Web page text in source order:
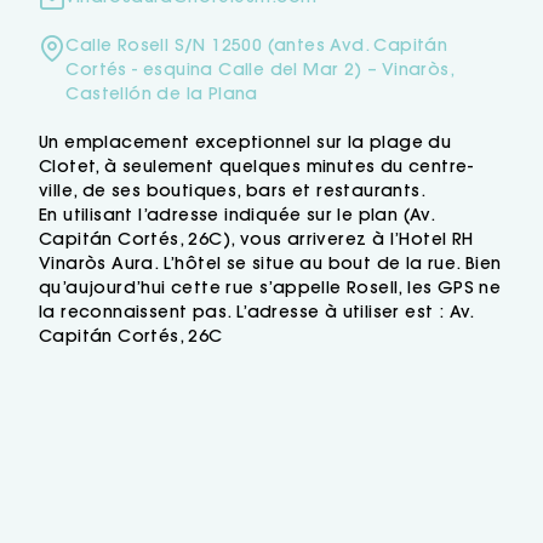
plats typiques de la région ainsi que des
spécialités internationales.
L’Hôtel RH Vinaròs Aura dispose aussi
d’un café-salon, d’une piscine extérieure avec
parasols, idéale pour savourer un excellent
cocktail.
Calle Rosell S/N 12500 (antes Avd. Capitán
Cortés - esquina Calle del Mar 2) – Vinaròs,
Castellón de la Plana
Un emplacement exceptionnel sur la plage du
Clotet, à seulement quelques minutes du centre-
ville, de ses boutiques, bars et restaurants.
En utilisant l’adresse indiquée sur le plan (Av.
Capitán Cortés, 26C), vous arriverez à l’Hotel RH
Vinaròs Aura. L’hôtel se situe au bout de la rue. Bien
qu’aujourd’hui cette rue s’appelle Rosell, les GPS ne
la reconnaissent pas. L’adresse à utiliser est : Av.
Capitán Cortés, 26C